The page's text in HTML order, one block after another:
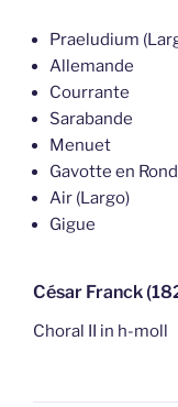
Praeludium
Allemande
Courrante
Sarabande
Menuet
Gavotte en
Air (Largo)
Gigue
César Franck
Choral II in h-moll